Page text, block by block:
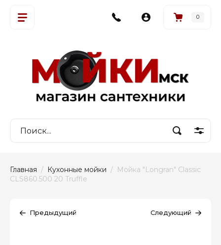
0
Главная / Кухонные мойки /  Мойка "Longran" Classic
CLS860.500 20 Truffle
Предыдущий Следующий